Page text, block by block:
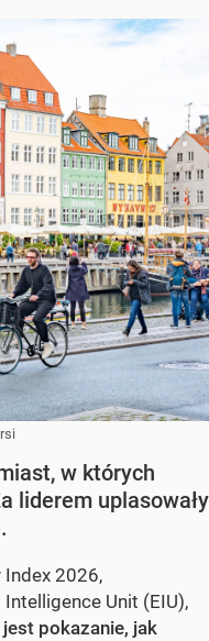
w których
liderem uplasowały
2026,
Unit (EIU),
pokazanie, jak